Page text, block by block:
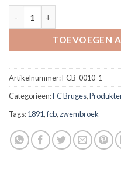
TOEVOEGEN
Artikelnummer:FCB-0010-1
Categorieën:FC Bruges,
Tags:1891,fcb,zwembroek